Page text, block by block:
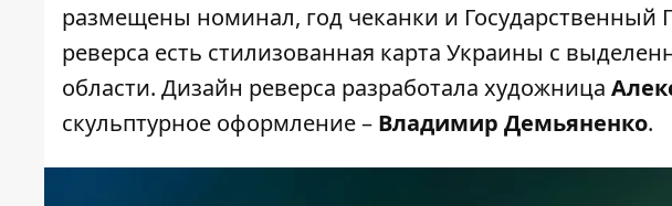
размещены номинал, год чеканки и Государственный
реверса есть стилизованная карта Украины с
области. Дизайн реверса разработала художница
скульптурное оформление – Владимир Демьяненко.